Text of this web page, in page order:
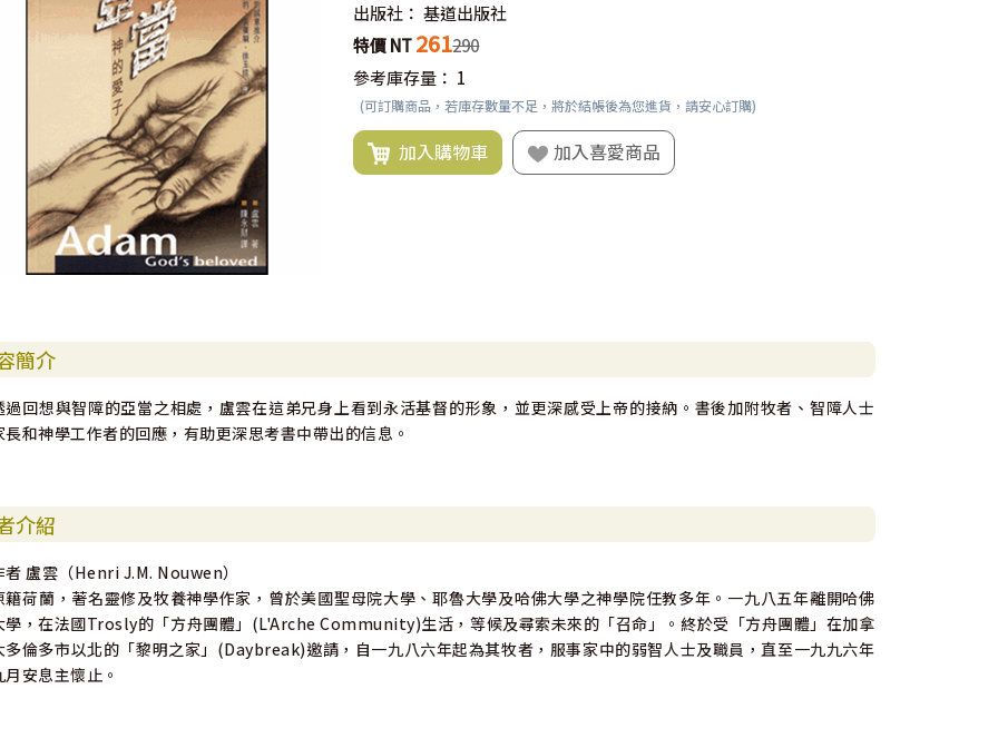
出版社： 基道出版社
特價 NT261290
參考庫存量： 1
(可訂購商品，若庫存數量不足，將於結帳後為您進貨，請安心訂購)
加入購物車 加入喜愛商品
簡介
過回想與智障的亞當之相處，盧雲在這弟兄身上看到永活基督的形象，並更深感受上帝的接納。書後加附牧者、智障人士
長和神學工作者的回應，有助更深思考書中帶出的信息。
介紹
者 盧雲（Henri J.M. Nouwen）
籍荷蘭，著名靈修及牧養神學作家，曾於美國聖母院大學、耶魯大學及哈佛大學之神學院任教多年。一九八五年離開哈佛
學，在法國Trosly的「方舟團體」(L'Arche Community)生活，等候及尋索未來的「召命」。終於受「方舟團體」在加拿
多倫多市以北的「黎明之家」(Daybreak)邀請，自一九八六年起為其牧者，服事家中的弱智人士及職員，直至一九九六年
月安息主懷止。